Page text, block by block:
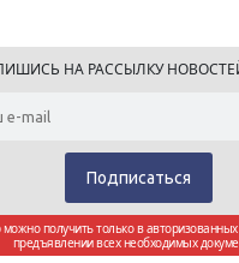
НА РАССЫЛКУ
получить только в
предъявлении всех необходимых